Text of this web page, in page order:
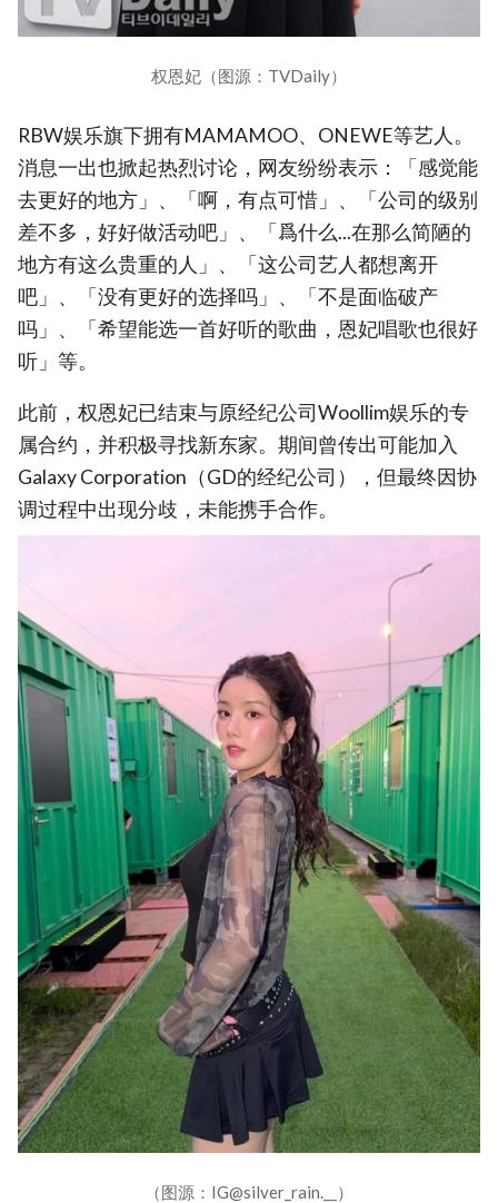
权恩妃（图源：TVDaily）
RBW娱乐旗下拥有MAMAMOO、ONEWE等艺人。
消息一出也掀起热烈讨论，网友纷纷表示：「感觉能
去更好的地方」、「啊，有点可惜」、「公司的级别
差不多，好好做活动吧」、「爲什么...在那么简陋的
地方有这么贵重的人」、「这公司艺人都想离开
吧」、「没有更好的选择吗」、「不是面临破产
吗」、「希望能选一首好听的歌曲，恩妃唱歌也很好
听」等。
此前，权恩妃已结束与原经纪公司Woollim娱乐的专
属合约，并积极寻找新东家。期间曾传出可能加入
Galaxy Corporation（GD的经纪公司），但最终因协
调过程中出现分歧，未能携手合作。
（图源：IG@silver_rain.__）